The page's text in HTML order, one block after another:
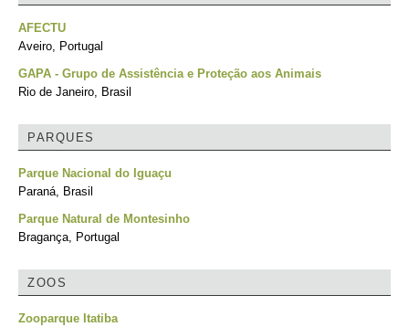
AFECTU
Aveiro, Portugal
GAPA - Grupo de Assistência e Proteção aos Animais
Rio de Janeiro, Brasil
PARQUES
Parque Nacional do Iguaçu
Paraná, Brasil
Parque Natural de Montesinho
Bragança, Portugal
ZOOS
Zooparque Itatiba